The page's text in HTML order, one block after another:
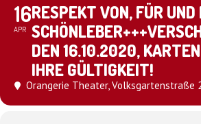
16
APR
RESPEKT VON, FÜR
DEN 16.10.2020,
IHRE GÜLTIGKEIT!
Orangerie Theater, Volksgartenstraße